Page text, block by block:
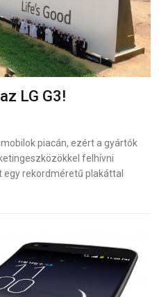
LG G3!
piacán, ezért a gyártók
felhívni
rekordméretű plakáttal